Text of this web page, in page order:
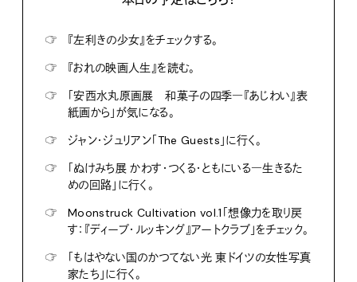
☞
『左利きの少女』をチェックする。
☞
『おれの映画人生』を読む。
☞
「安西水丸原画展 和菓子の四季―『あじわい』表
紙画から」が気になる。
☞
ジャン・ジュリアン「The Guests」に行く。
☞
「ぬけみち展 かわす・つくる・ともにいる―生きるた
めの回路」に行く。
☞
Moonstruck Cultivation vol.1「想像力を取り戻
す：『ディープ・ルッキング』アートクラブ」をチェック。
☞
「もはやない国のかつてない光 東ドイツの女性写真
家たち」に行く。